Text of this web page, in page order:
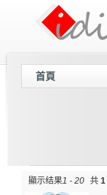
首頁
顯示结果1 - 20 共 1